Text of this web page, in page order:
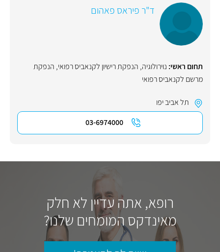
ד"ר פיראס פאהום
תחום ראשי: נוירולוגיה, הנפקת רישיון לקנאביס רפואי, הנפקת
מרשם לקנאביס רפואי
תל אביב יפו
03-6974000
רופא, אתה עדיין לא חלק
מאינדקס המומחים שלנו?